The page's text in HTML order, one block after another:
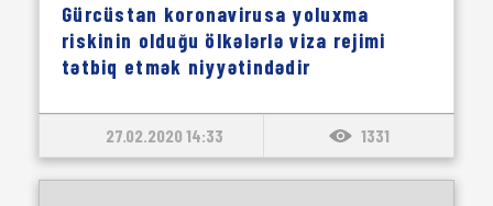
Gürcüstan koronavirusa yoluxma
riskinin olduğu ölkələrlə viza rejimi
tətbiq etmək niyyətindədir
27.02.2020 14:33 1331